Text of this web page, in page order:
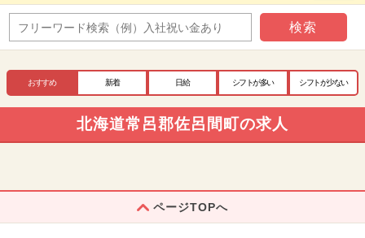
検索
おすすめ 新着 日給 シフトが多い シフトが少ない
北海道常呂郡佐呂間町の求人
ページTOPへ